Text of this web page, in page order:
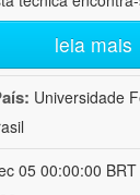
leia mais
Universidade
05 00:00:00